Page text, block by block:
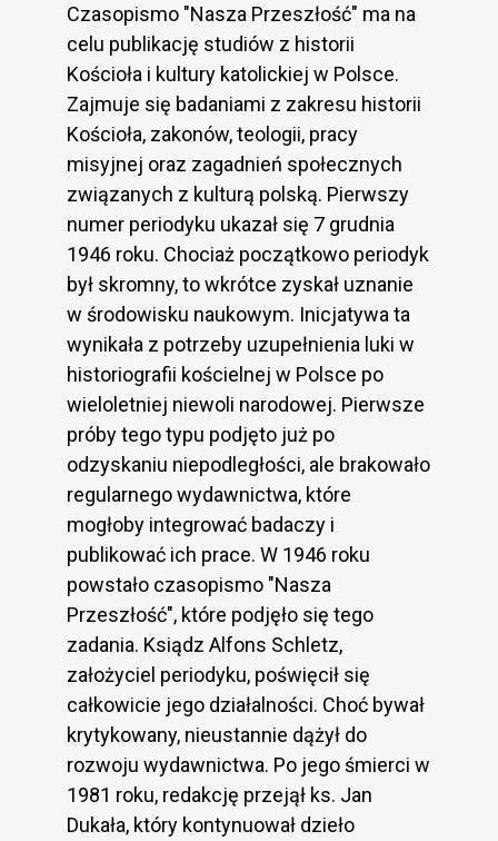
Czasopismo "Nasza Przeszłość" ma na
celu publikację studiów z historii
Kościoła i kultury katolickiej w Polsce.
Zajmuje się badaniami z zakresu historii
Kościoła, zakonów, teologii, pracy
misyjnej oraz zagadnień społecznych
związanych z kulturą polską. Pierwszy
numer periodyku ukazał się 7 grudnia
1946 roku. Chociaż początkowo periodyk
był skromny, to wkrótce zyskał uznanie
w środowisku naukowym. Inicjatywa ta
wynikała z potrzeby uzupełnienia luki w
historiografii kościelnej w Polsce po
wieloletniej niewoli narodowej. Pierwsze
próby tego typu podjęto już po
odzyskaniu niepodległości, ale brakowało
regularnego wydawnictwa, które
mogłoby integrować badaczy i
publikować ich prace. W 1946 roku
powstało czasopismo "Nasza
Przeszłość", które podjęło się tego
zadania. Ksiądz Alfons Schletz,
założyciel periodyku, poświęcił się
całkowicie jego działalności. Choć bywał
krytykowany, nieustannie dążył do
rozwoju wydawnictwa. Po jego śmierci w
1981 roku, redakcję przejął ks. Jan
Dukała, który kontynuował dzieło